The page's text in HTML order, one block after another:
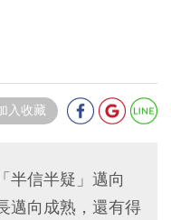
入收藏
半信半疑」邁向
邁向成熟，還有得